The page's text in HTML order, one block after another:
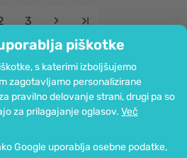
piškotke
s katerimi izboljšujemo
zagotavljamo personalizirane
pravilno delovanje strani, drugi pa so
za prilagajanje oglasov. Več
Google uporablja osebne podatke,
3